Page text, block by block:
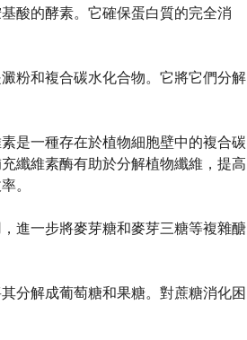
酸的酵素。它確保蛋白質的完全消
粉和複合碳水化合物。它將它們分解
是一種存在於植物細胞壁中的複合碳
纖維素酶有助於分解植物纖維，提高
。
進一步將麥芽糖和麥芽三糖等複雜醣
分解成葡萄糖和果糖。對蔗糖消化困